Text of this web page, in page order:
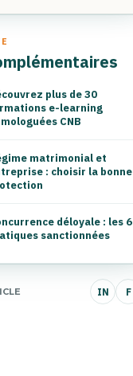
plus de 30
e-learning
CNB
matrimonial et
: choisir la bonne
déloyale : les 6
sanctionnées
IN F